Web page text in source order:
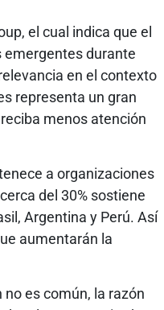
el cual indica que el
emergentes durante
en el contexto
representa un gran
menos atención
a organizaciones
del 30% sostiene
Argentina y Perú. Así
aumentarán la
es común, la razón